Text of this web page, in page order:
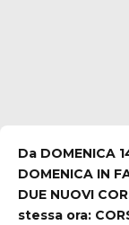
Da DOMENICA
DOMENICA IN
DUE NUOVI
stessa ora: